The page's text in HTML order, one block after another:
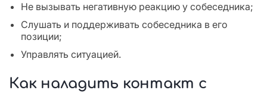
Не вызывать негативную реакцию у собеседника;
Слушать и поддерживать собеседника в его
позиции;
Управлять ситуацией.
Как наладить контакт с